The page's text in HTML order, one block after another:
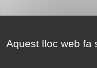
Aquest lloc web fa